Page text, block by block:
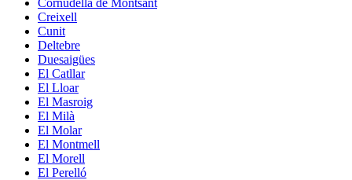
Creixell
Cunit
Deltebre
Duesaigües
El Catllar
El Lloar
El Masroig
El Milà
El Molar
El Montmell
El Morell
El Perelló